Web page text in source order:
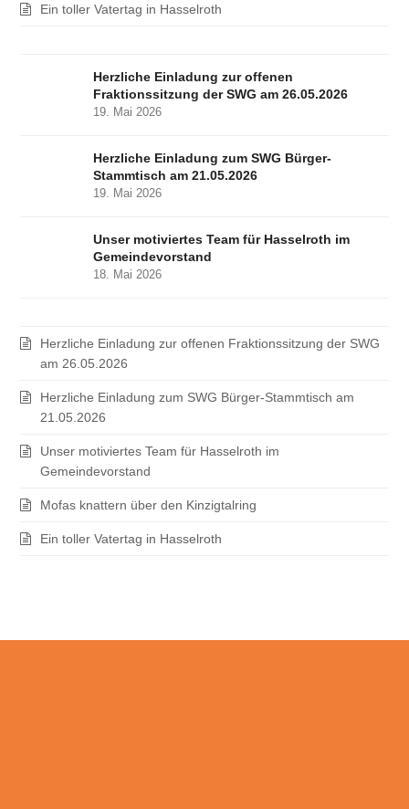
Ein toller Vatertag in Hasselroth
Herzliche Einladung zur offenen
Fraktionssitzung der SWG am 26.05.2026
19. Mai 2026
Herzliche Einladung zum SWG Bürger-
Stammtisch am 21.05.2026
19. Mai 2026
Unser motiviertes Team für Hasselroth im
Gemeindevorstand
18. Mai 2026
Herzliche Einladung zur offenen Fraktionssitzung der SWG
am 26.05.2026
Herzliche Einladung zum SWG Bürger-Stammtisch am
21.05.2026
Unser motiviertes Team für Hasselroth im
Gemeindevorstand
Mofas knattern über den Kinzigtalring
Ein toller Vatertag in Hasselroth